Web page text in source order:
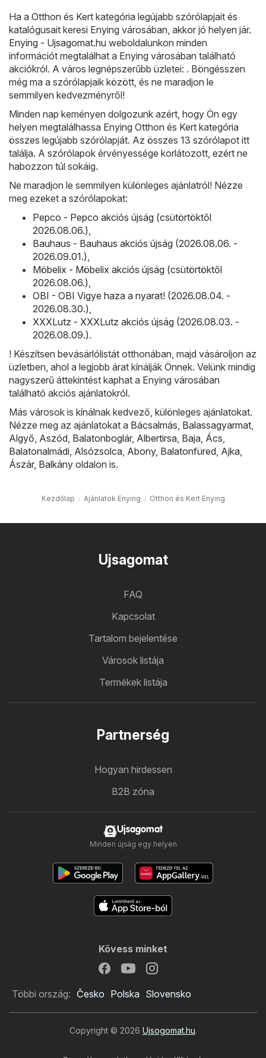
Ha a Otthon és Kert kategória legújabb szórólapjait és
katalógusait keresi Enying városában, akkor jó helyen jár.
Enying - Ujsagomat.hu weboldalunkon minden
információt megtalálhat a Enying városában található
akciókról. A város legnépszerűbb üzletei: . Böngésszen
még ma a szórólapjaik között, és ne maradjon le
semmilyen kedvezményről!
Minden nap keményen dolgozunk azért, hogy Ön egy
helyen megtalálhassa Enying Otthon és Kert kategória
összes legújabb szórólapját. Az összes 13 szórólapot itt
találja. A szórólapok érvényessége korlátozott, ezért ne
habozzon túl sokáig.
Ne maradjon le semmilyen különleges ajánlatról! Nézze
meg ezeket a szórólapokat:
Pepco - Pepco akciós újság (csütörtöktől
2026.08.06.),
Bauhaus - Bauhaus akciós újság (2026.08.06. -
2026.09.01.),
Möbelix - Möbelix akciós újság (csütörtöktől
2026.08.06.),
OBI - OBI Vigye haza a nyarat! (2026.08.04. -
2026.08.30.),
XXXLutz - XXXLutz akciós újság (2026.08.03. -
2026.08.09.).
! Készítsen bevásárlólistát otthonában, majd vásároljon az
üzletben, ahol a legjobb árat kínálják Önnek. Velünk mindig
nagyszerű áttekintést kaphat a Enying városában
található akciós ajánlatokról.
Más városok is kínálnak kedvező, különleges ajánlatokat.
Nézze meg az ajánlatokat a Bácsalmás, Balassagyarmat,
Algyő, Aszód, Balatonboglár, Albertirsa, Baja, Ács,
Balatonalmádi, Alsózsolca, Abony, Balatonfüred, Ajka,
Ászár, Balkány oldalon is.
Kezdőlap Ajánlatok Enying Otthon és Kert Enying
Ujsagomat
FAQ
Kapcsolat
Tartalom bejelentése
Városok listája
Termékek listája
Partnerség
Hogyan hirdessen
B2B zóna
Ujsagomat
Minden újság egy helyen
Kövess minket
Többi ország: Česko Polska Slovensko
Copyright © 2026 Ujsogomat.hu.